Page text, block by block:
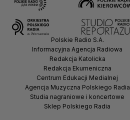
Polskie Radio S.A.
Informacyjna Agencja Radiowa
Redakcja Katolicka
Redakcja Ekumeniczna
Centrum Edukacji Medialnej
Agencja Muzyczna Polskiego Radia
Studia nagraniowe i koncertowe
Sklep Polskiego Radia